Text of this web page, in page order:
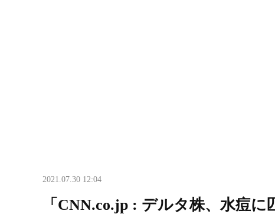
2021.07.30 12:04
「CNN.co.jp : デルタ株、水痘